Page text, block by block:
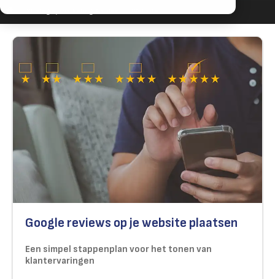
Google reviews op je website plaatsen
Een simpel stappenplan voor het tonen van
klantervaringen